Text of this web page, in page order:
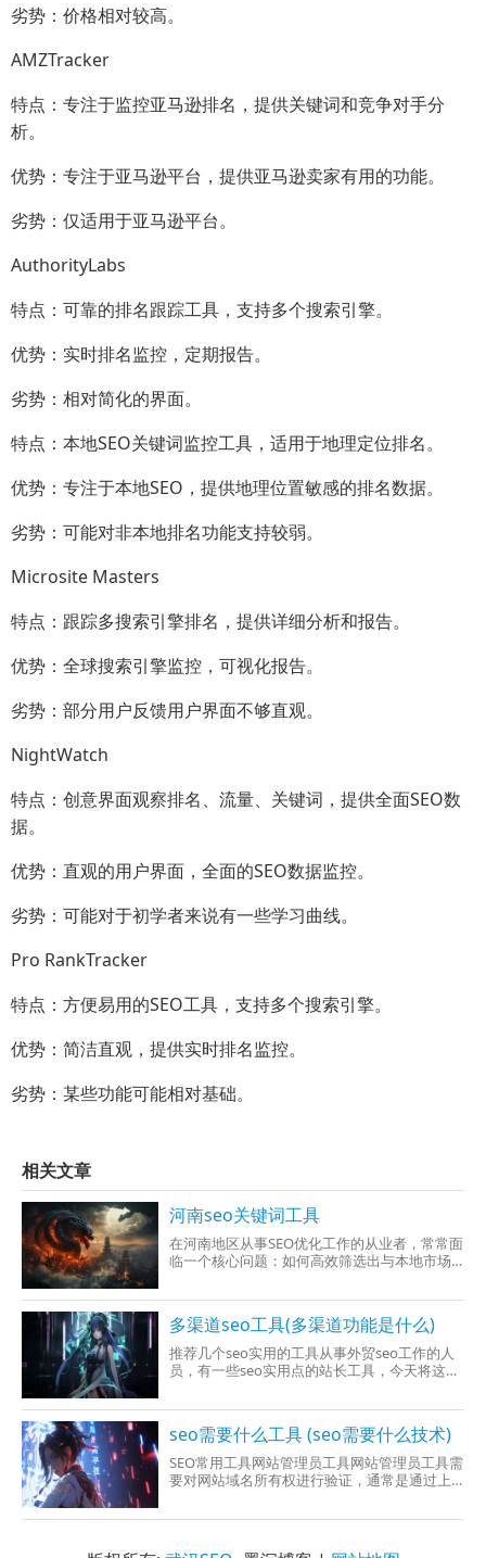
劣势：价格相对较高。
AMZTracker
特点：专注于监控亚马逊排名，提供关键词和竞争对手分
析。
优势：专注于亚马逊平台，提供亚马逊卖家有用的功能。
劣势：仅适用于亚马逊平台。
AuthorityLabs
特点：可靠的排名跟踪工具，支持多个搜索引擎。
优势：实时排名监控，定期报告。
劣势：相对简化的界面。
特点：本地SEO关键词监控工具，适用于地理定位排名。
优势：专注于本地SEO，提供地理位置敏感的排名数据。
劣势：可能对非本地排名功能支持较弱。
Microsite Masters
特点：跟踪多搜索引擎排名，提供详细分析和报告。
优势：全球搜索引擎监控，可视化报告。
劣势：部分用户反馈用户界面不够直观。
NightWatch
特点：创意界面观察排名、流量、关键词，提供全面SEO数
据。
优势：直观的用户界面，全面的SEO数据监控。
劣势：可能对于初学者来说有一些学习曲线。
Pro RankTracker
特点：方便易用的SEO工具，支持多个搜索引擎。
优势：简洁直观，提供实时排名监控。
劣势：某些功能可能相对基础。
相关文章
河南seo关键词工具
在河南地区从事SEO优化工作的从业者，常常面
临一个核心问题：如何高效筛选出与本地市场
提升？
多渠道seo工具(多渠道功能是什么)
推荐几个seo实用的工具从事外贸seo工作的人
员，有一些seo实用点的站长工具，今天将这些
具建议使用网站管理员工具一般情况下要对网
站600400红豆股份者做一个权限的修改
seo需要什么工具 (seo需要什么技术)
SEO常用工具网站管理员工具网站管理员工具需
要对网站域名所有权进行验证，通常是通过上
证管理员身份，通过验证后，网站管理员可以
GoogleWebmasterTools：谷歌网站管理员工